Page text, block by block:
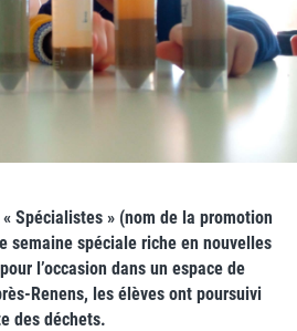
Spécialistes » (nom de la promotion
semaine spéciale riche en nouvelles
l’occasion dans un espace de
Renens, les élèves ont poursuivi
des déchets.